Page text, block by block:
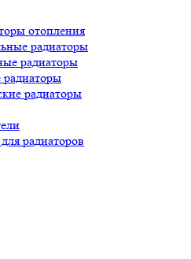
отопления
радиаторы
радиаторы
радиаторы
радиаторов